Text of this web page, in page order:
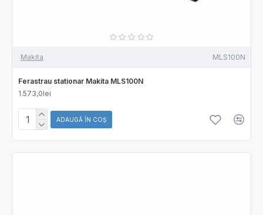
Makita MLS100N
Ferastrau stationar Makita MLS100N
1.573,0lei
ADAUGĂ ÎN COŞ